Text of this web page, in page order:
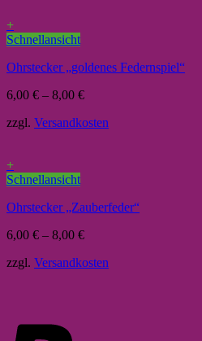
+
Schnellansicht
Ohrstecker „goldenes Federnspiel“
6,00 € – 8,00 €
zzgl. Versandkosten
+
Schnellansicht
Ohrstecker „Zauberfeder“
6,00 € – 8,00 €
zzgl. Versandkosten